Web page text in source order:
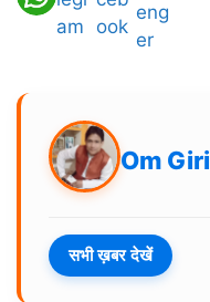
Om Giri
सभी ख़बर देखें